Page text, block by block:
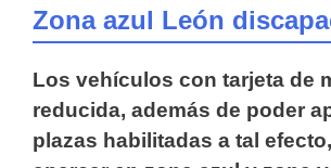
Zona azul León
Los vehículos con tarjeta de
reducida, además de poder
plazas habilitadas a tal